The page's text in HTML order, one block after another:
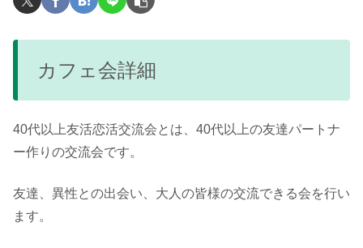
カフェ会詳細
40代以上友活恋活交流会とは、40代以上の友達パートナ
ー作りの交流会です。
友達、異性との出会い、大人の皆様の交流できる会を行い
ます。